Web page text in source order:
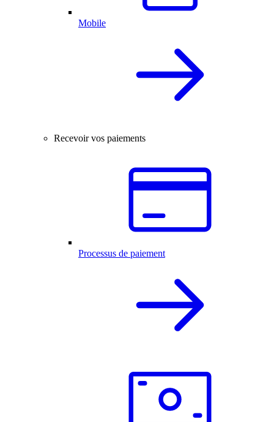
Mobile
Recevoir vos paiements
Processus de paiement